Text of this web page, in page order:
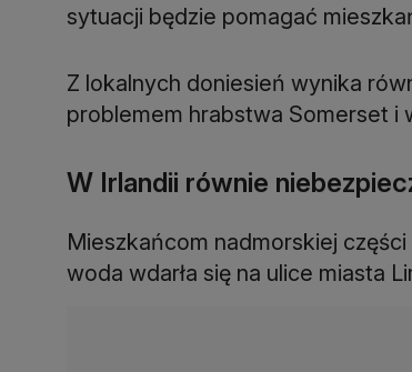
sytuacji będzie pomagać
Z lokalnych doniesień wynika
problemem hrabstwa Somerset i
W Irlandii równie
Mieszkańcom nadmorskiej
woda wdarła się na ulice miasta